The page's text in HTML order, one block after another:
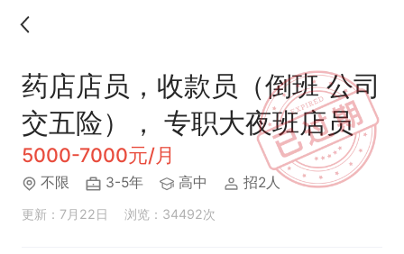
药店店员，收款员（倒班 公司
交五险）， 专职大夜班店员
5000-7000元/月
不限 3-5年 高中 招2人
更新：7月22日 浏览：34492次